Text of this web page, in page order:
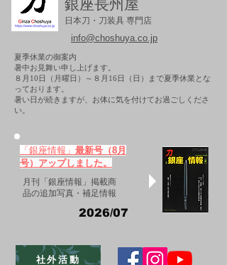
銀座長州屋
日本刀・刀装具 専門店
info@choshuya.co.jp
夏季休業の御案内
暑中お見舞い申し上げます。
８月10日（月曜日）～８月16日（日）まで夏季休業とな
っております。
​暑い日が続きますが、お体に気を付けてお過ごしくださ
い。
「銀座情報」 最新号（8月
号）アップしました。
月刊「銀座情報」掲載商
品の追加写真・補足情報
2026/07
社外活動